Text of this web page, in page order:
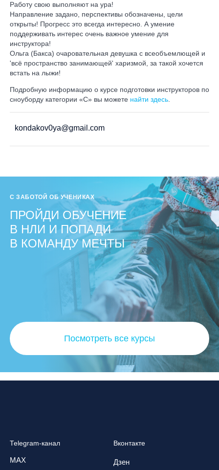
Работу свою выполняют на ура!
Направление задано, перспективы обозначены, цели
открыты! Прогресс это всегда интересно. А умение
поддерживать интерес очень важное умение для
инструктора!
Ольга (Бакса) очаровательная девушка с всеобъемлющей и
'всё пространство занимающей' харизмой, за такой хочется
встать на лыжи!
Подробную информацию о курсе подготовки инструкторов по
сноуборду категории «C» вы можете найти здесь
kondakov0ya@gmail.com
С ЗАБОТОЙ ОБ УЧЕНИКАХ
ПРОЙДИ ОБУЧЕНИЕ
В НЛИ И ПОПАДИ
В КОМАНДУ МЕЧТЫ
Посмотреть все курсы
Telegram-канал Вконтакте
MAX Дзен